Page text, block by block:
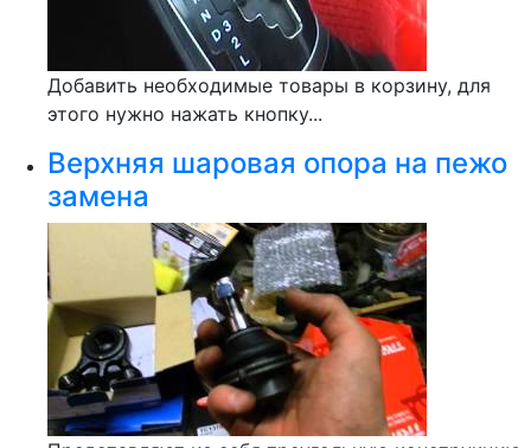
Добавить необходимые товары в корзину, для
этого нужно нажать кнопку...
Верхняя шаровая опора на пежо
замена